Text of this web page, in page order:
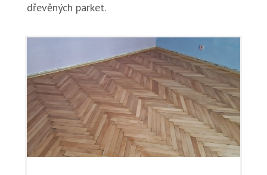
dřevěných parket.